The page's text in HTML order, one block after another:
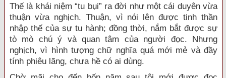
Thế là khái niệm “tu bụi” ra đời như một cái duyên vừa
thuận vừa nghịch. Thuận, vì nói lên được tinh thần
nhập thế của sự tu hành; đồng thời, nắm bắt được sự
tò mò chú ý và quan tâm của người đọc. Nhưng
nghịch, vì hình tượng chữ nghĩa quá mới mẻ và đầy
tính phiêu lãng, chưa hề có ai dùng.